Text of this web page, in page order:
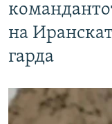
на
гарда